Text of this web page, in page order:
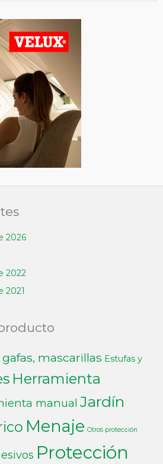
2026
2022
2021
gafas, mascarillas Estufas y
Herramienta
manual Jardín
Menaje Otros protección
Protección